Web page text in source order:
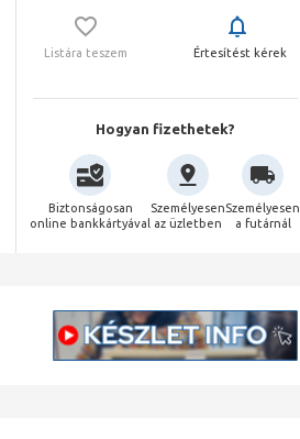
Listára teszem Értesítést kérek
Hogyan fizethetek?
Biztonságosan
online bankkártyával
Személyesen
az üzletben
Személyesen
a futárnál